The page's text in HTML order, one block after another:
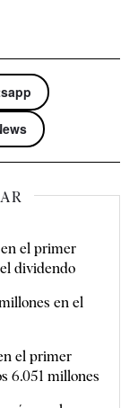
el primer
dividendo
en el
el primer
6.051 millones